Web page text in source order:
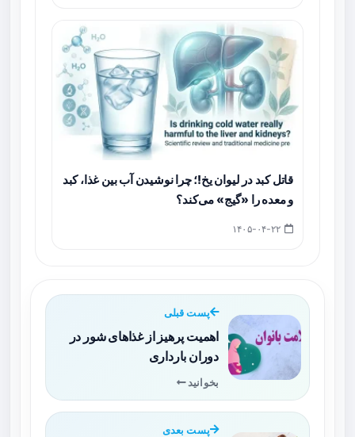
قاتل کبد در لیوان یخ!؛ چرا نوشیدن آب بین غذا، کبد
و معده را «گیج» می‌کند؟
پست قبلی
اهمیت پرهیز از غذاهای شور در
دوران بارداری
بخوانید
پست بعدی